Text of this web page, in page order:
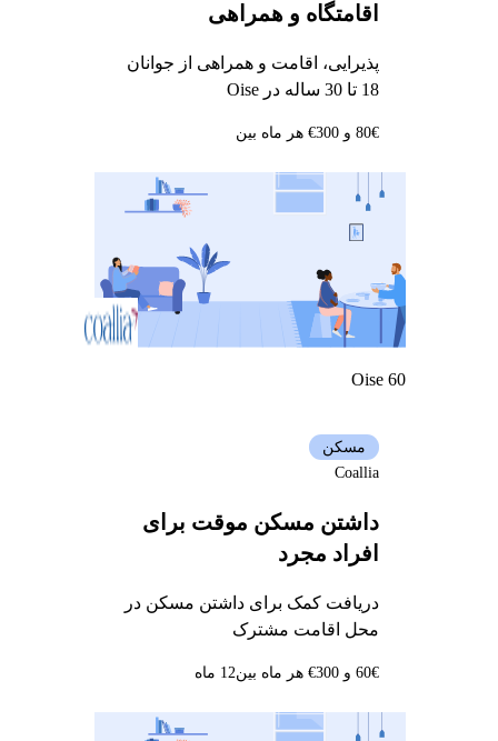
اقامتگاه و همراهی
پذیرایی، اقامت و همراهی از جوانان
18 تا 30 ساله در Oise
80€ و 300€ هر ماه بین
Oise 60
داشتن مسکن موقت برای
افراد مجرد
دریافت کمک برای داشتن مسکن در
محل اقامت مشترک
مسکن
Coallia
60€ و 300€ هر ماه بین 12 ماه